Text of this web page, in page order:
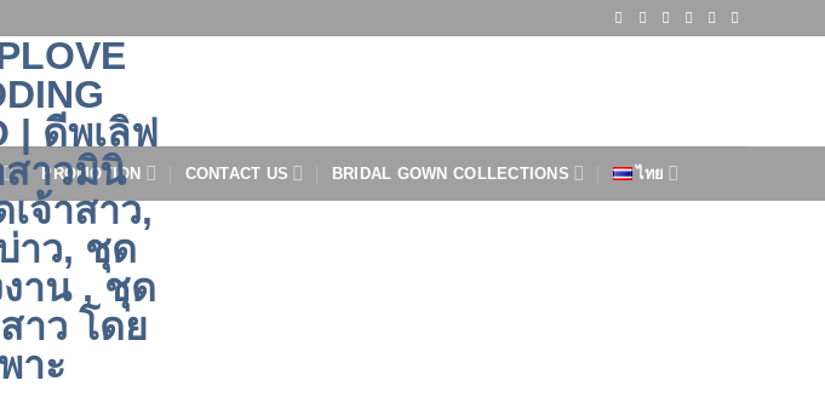
PROMOTION CONTACT US BRIDAL GOWN COLLECTIONS ไทย